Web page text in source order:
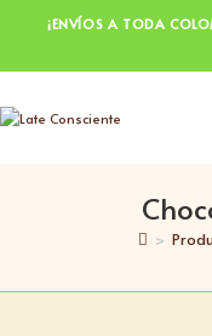
¡ENVÍOS A TODA
>